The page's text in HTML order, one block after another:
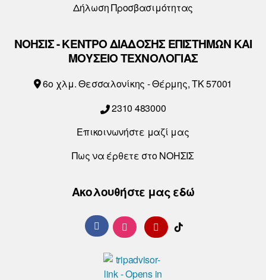
Δήλωση Προσβασιμότητας
ΝΟΗΣΙΣ - ΚΕΝΤΡΟ ΔΙΑΔΟΣΗΣ ΕΠΙΣΤΗΜΩΝ ΚΑΙ
ΜΟΥΣΕΙΟ ΤΕΧΝΟΛΟΓΙΑΣ
6o χλμ. Θεσσαλονίκης - Θέρμης, ΤΚ 57001
2310 483000
Επικοινωνήστε μαζί μας
Πως να έρθετε στο ΝΟΗΣΙΣ
Ακολουθήστε μας εδώ